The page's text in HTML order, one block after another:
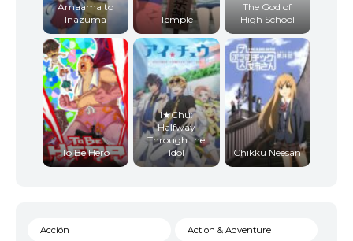
Amaama to
Inazuma
Temple
The God of
High School
To Be Hero
I★Chu:
Halfway
Through the
Idol
Chikku Neesan
Acción Action & Adventure